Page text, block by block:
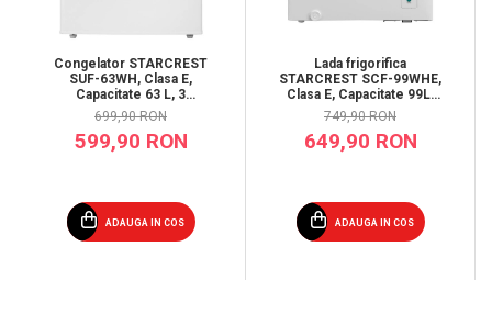
Congelator STARCREST
SUF-63WH, Clasa E,
Capacitate 63 L, 3
sertare, H 82.5 cm, Alb
699,90 RON
599,90 RON
ADAUGA IN COS
Lada frigorifica
STARCREST SCF-99WHE,
Clasa E, Capacitate 99L,
Sistem convertibil -
functie frigider,
Termostat reglabil, Alb
749,90 RON
649,90 RON
ADAUGA IN COS